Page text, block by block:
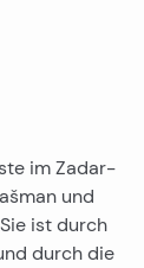
im Zadar-
und
ist durch
durch die